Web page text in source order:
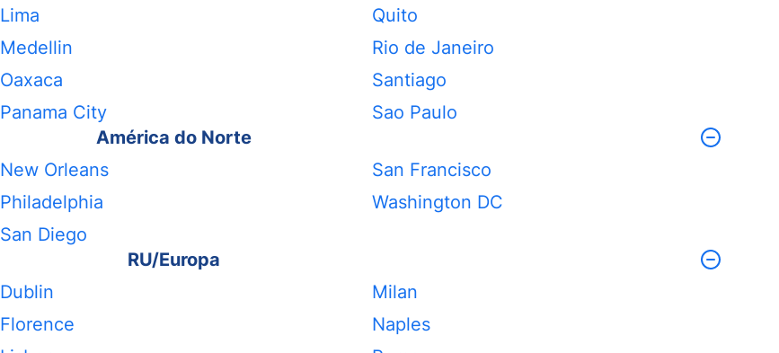
Lima
Medellin
Oaxaca
Panama City
Quito
Rio de Janeiro
Santiago
Sao Paulo
América do Norte
New Orleans
Philadelphia
San Diego
San Francisco
Washington DC
RU/Europa
Dublin
Florence
Milan
Naples